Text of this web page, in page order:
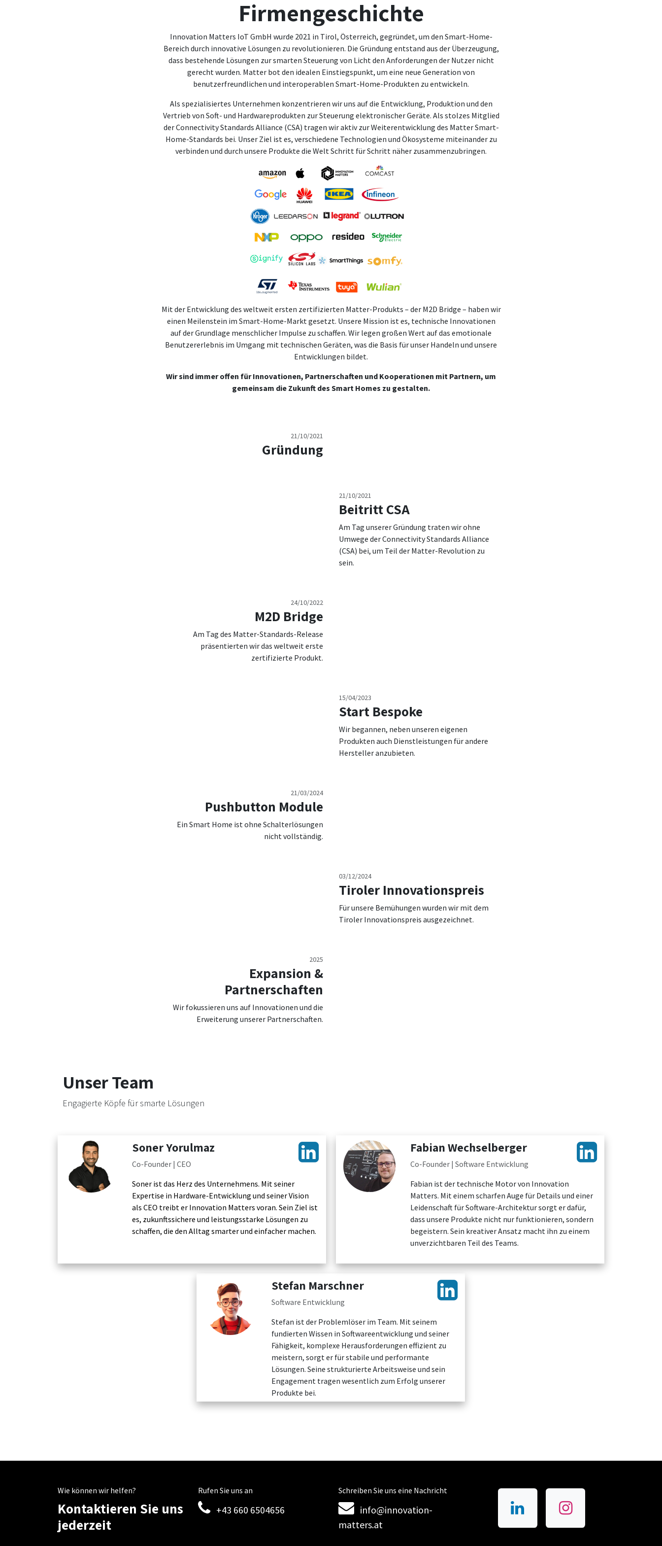
Firmengeschichte
Innovation Matters IoT GmbH wurde 2021 in Tirol, Österreich, gegründet, um den Smart-Home-
Bereich durch innovative Lösungen zu revolutionieren. Die Gründung entstand aus der Überzeugung,
dass bestehende Lösungen zur smarten Steuerung von Licht den Anforderungen der Nutzer nicht
gerecht wurden. Matter bot den idealen Einstiegspunkt, um eine neue Generation von
benutzerfreundlichen und interoperablen Smart-Home-Produkten zu entwickeln.
Als spezialisiertes Unternehmen konzentrieren wir uns auf die Entwicklung, Produktion und den
Vertrieb von Soft- und Hardwareprodukten zur Steuerung elektronischer Geräte. Als stolzes Mitglied
der Connectivity Standards Alliance (CSA) tragen wir aktiv zur Weiterentwicklung des Matter Smart-
Home-Standards bei. Unser Ziel ist es, verschiedene Technologien und Ökosysteme miteinander zu
verbinden und durch unsere Produkte die Welt Schritt für Schritt näher zusammenzubringen.
Mit der Entwicklung des weltweit ersten zertifizierten Matter-Produkts – der M2D Bridge – haben wir
einen Meilenstein im Smart-Home-Markt gesetzt. Unsere Mission ist es, technische Innovationen
auf der Grundlage menschlicher Impulse zu schaffen. Wir legen großen Wert auf das emotionale
Benutzererlebnis im Umgang mit technischen Geräten, was die Basis für unser Handeln und unsere
Entwicklungen bildet.
Wir sind immer offen für Innovationen, Partnerschaften und Kooperationen mit Partnern, um
gemeinsam die Zukunft des Smart Homes zu gestalten.
21/10/2021
Gründung
21/10/2021
Beitritt CSA
Am Tag unserer Gründung traten wir ohne
Umwege der Connectivity Standards Alliance
(CSA) bei, um Teil der Matter-Revolution zu
sein.
24/10/2022
M2D Bridge
Am Tag des Matter-Standards-Release
präsentierten wir das weltweit erste
zertifizierte Produkt.
15/04/2023
Start Bespoke
Wir begannen, neben unseren eigenen
Produkten auch Dienstleistungen für andere
Hersteller anzubieten.
21/03/2024
Pushbutton Module
Ein Smart Home ist ohne Schalterlösungen
nicht vollständig.
03/12/2024
Tiroler Innovationspreis
Für unsere Bemühungen wurden wir mit dem
Tiroler Innovationspreis ausgezeichnet.
2025
Expansion &
Partnerschaften
Wir fokussieren uns auf Innovationen und die
Erweiterung unserer Partnerschaften.
Unser Team
Engagierte Köpfe für smarte Lösungen
Soner Yorulmaz
Co-Founder | CEO
Soner ist das Herz des Unternehmens. Mit seiner
Expertise in Hardware-Entwicklung und seiner Vision
als CEO treibt er Innovation Matters voran. Sein Ziel ist
es, zukunftssichere und leistungsstarke Lösungen zu
schaffen, die den Alltag smarter und einfacher machen.
Fabian Wechselberger
Co-Founder | Software Entwicklung
Fabian ist der technische Motor von Innovation
Matters. Mit einem scharfen Auge für Details und einer
Leidenschaft für Software-Architektur sorgt er dafür,
dass unsere Produkte nicht nur funktionieren, sondern
begeistern. Sein kreativer Ansatz macht ihn zu einem
unverzichtbaren Teil des Teams.
Stefan Marschner
Software Entwicklung
Stefan ist der Problemlöser im Team. Mit seinem
fundierten Wissen in Softwareentwicklung und seiner
Fähigkeit, komplexe Herausforderungen effizient zu
meistern, sorgt er für stabile und performante
Lösungen. Seine strukturierte Arbeitsweise und sein
Engagement tragen wesentlich zum Erfolg unserer
Produkte bei.
Wie können wir helfen?
Kontaktieren Sie uns
jederzeit
Rufen Sie uns an
+43 660 6504656
Schreiben Sie uns eine Nachricht
info@innovation-
matters.at